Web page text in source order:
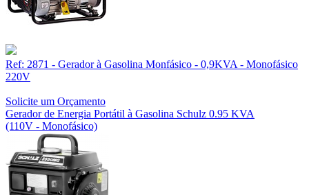
Ref: 2871 - Gerador à Gasolina Monfásico - 0,9KVA - Monofásico
220V
Solicite um Orçamento
Gerador de Energia Portátil à Gasolina Schulz 0.95 KVA
(110V - Monofásico)